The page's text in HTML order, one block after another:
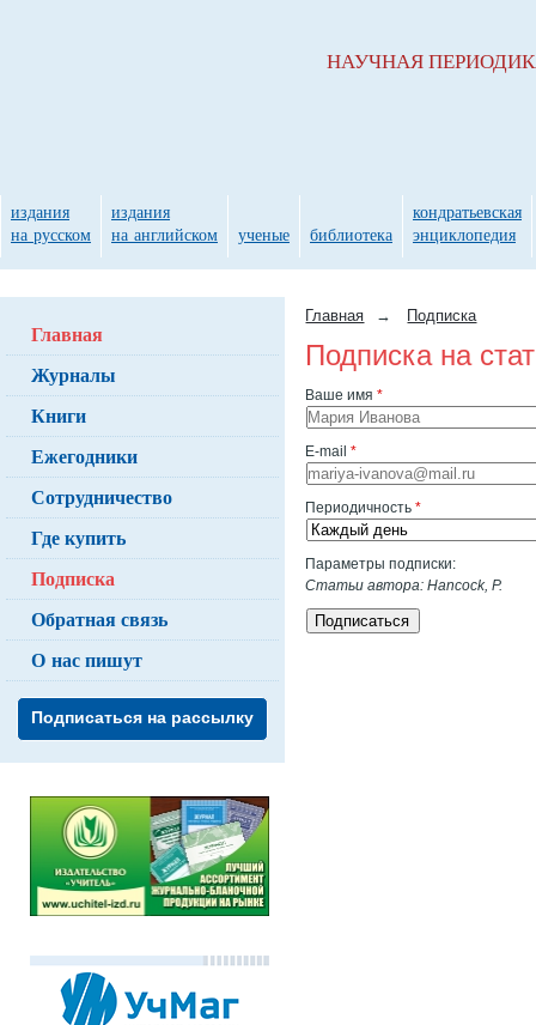
Главная → Подписка
Подписка на
Ваше имя*
E-mail*
Периодичность*
Параметры подписки:
Статьи автора: Hancock, P.
Подписаться
Главная
Журналы
Книги
Ежегодники
Сотрудничество
Где купить
Подписка
Обратная связь
О нас пишут
Подписаться на рассылку
НАУЧНАЯ
издания
на русском
издания
на английском
ученые библиотека
кондратьевская
энциклопедия